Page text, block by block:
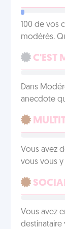
100 de vos
modérés.
C'EST
Dans
anecdote
Vous avez
vous vous
Vous avez
destinataire